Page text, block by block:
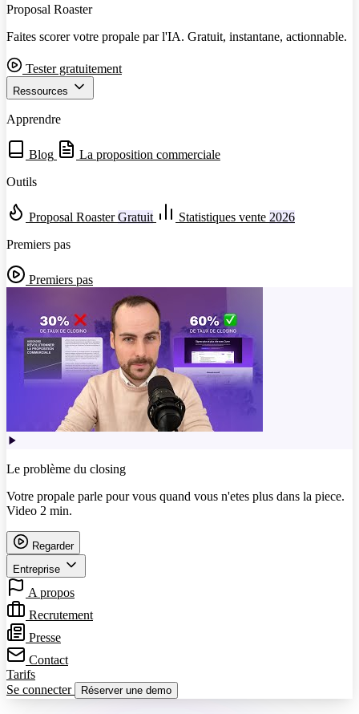
Proposal Roaster
Faites scorer votre propale par l'IA. Gratuit, instantane, actionnable.
Tester gratuitement
Ressources
Apprendre
Blog
La proposition commerciale
Outils
Proposal Roaster Gratuit Statistiques vente 2026
Premiers pas
Premiers pas
Le problème du closing
Votre propale parle pour vous quand vous n'etes plus dans la piece.
Video 2 min.
Regarder
Entreprise
A propos
Recrutement
Presse
Contact
Tarifs
Se connecter
Réserver une demo